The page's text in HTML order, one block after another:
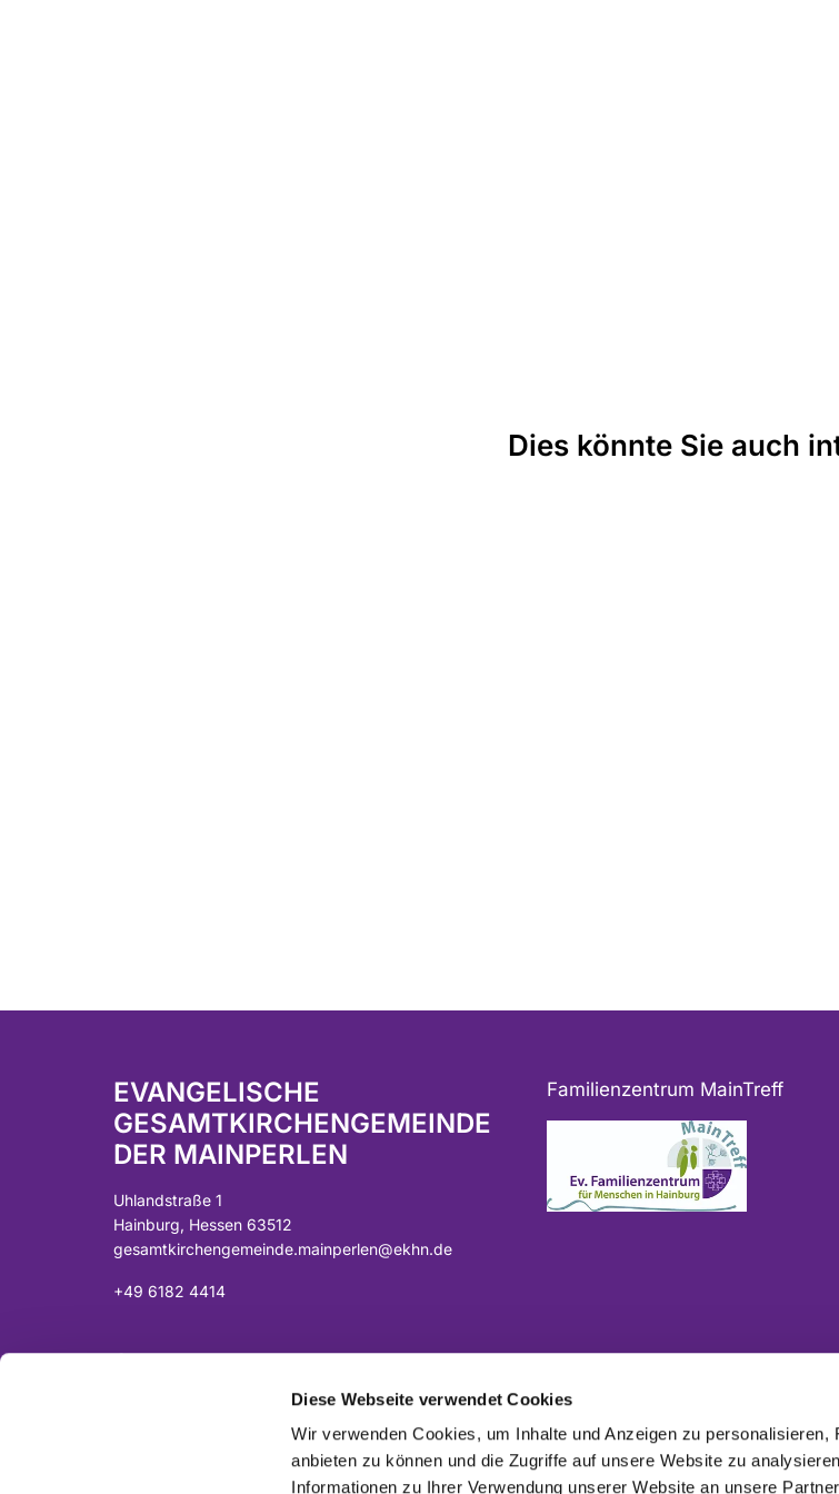
Diese Webseite verwendet Cookies
Wir verwenden Cookies, um Inhalte und Anzeigen zu personalisieren,
anbieten zu können und die Zugriffe auf unsere Website zu
Informationen zu Ihrer Verwendung unserer Website an unsere
Dies könnte Sie auch
EVANGELISCHE
GESAMTKIRCHENGEMEINDE
DER MAINPERLEN
Uhlandstraße 1
Hainburg, Hessen 63512
gesamtkirchengemeinde.mainperlen@ekhn.de
+49 6182 4414
Spendenkonto:
DE07 5065 2124 0001 0040 43
Sparkasse Langen-Seligenstadt
Familienzentrum MainTreff
ggf. das Projekt und/oder die